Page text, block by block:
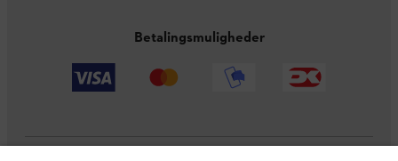
Betalingsmuligheder